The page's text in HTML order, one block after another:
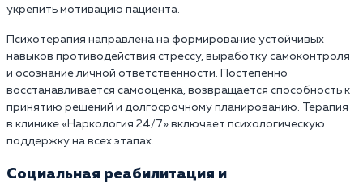
укрепить мотивацию пациента.
Психотерапия направлена на формирование устойчивых
навыков противодействия стрессу, выработку самоконтроля
и осознание личной ответственности. Постепенно
восстанавливается самооценка, возвращается способность к
принятию решений и долгосрочному планированию. Терапия
в клинике «Наркология 24/7» включает психологическую
поддержку на всех этапах.
Социальная реабилитация и